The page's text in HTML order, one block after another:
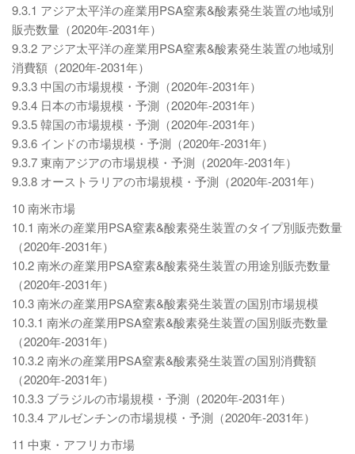
9.3.1 アジア太平洋の産業用PSA窒素&酸素発生装置の地域別
販売数量（2020年-2031年）
9.3.2 アジア太平洋の産業用PSA窒素&酸素発生装置の地域別
消費額（2020年-2031年）
9.3.3 中国の市場規模・予測（2020年-2031年）
9.3.4 日本の市場規模・予測（2020年-2031年）
9.3.5 韓国の市場規模・予測（2020年-2031年）
9.3.6 インドの市場規模・予測（2020年-2031年）
9.3.7 東南アジアの市場規模・予測（2020年-2031年）
9.3.8 オーストラリアの市場規模・予測（2020年-2031年）
10 南米市場
10.1 南米の産業用PSA窒素&酸素発生装置のタイプ別販売数量
（2020年-2031年）
10.2 南米の産業用PSA窒素&酸素発生装置の用途別販売数量
（2020年-2031年）
10.3 南米の産業用PSA窒素&酸素発生装置の国別市場規模
10.3.1 南米の産業用PSA窒素&酸素発生装置の国別販売数量
（2020年-2031年）
10.3.2 南米の産業用PSA窒素&酸素発生装置の国別消費額
（2020年-2031年）
10.3.3 ブラジルの市場規模・予測（2020年-2031年）
10.3.4 アルゼンチンの市場規模・予測（2020年-2031年）
11 中東・アフリカ市場